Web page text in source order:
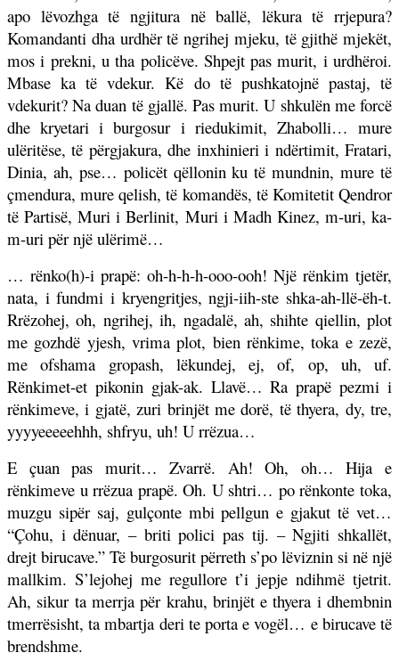
apo lëvozhga të ngjitura në ballë, lëkura të rrjepura?
Komandanti dha urdhër të ngrihej mjeku, të gjithë mjekët,
mos i prekni, u tha policëve. Shpejt pas murit, i urdhëroi.
Mbase ka të vdekur. Kë do të pushkatojnë pastaj, të
vdekurit? Na duan të gjallë. Pas murit. U shkulën me forcë
dhe kryetari i burgosur i riedukimit, Zhabolli… mure
ulëritëse, të përgjakura, dhe inxhinieri i ndërtimit, Fratari,
Dinia, ah, pse… policët qëllonin ku të mundnin, mure të
çmendura, mure qelish, të komandës, të Komitetit Qendror
të Partisë, Muri i Berlinit, Muri i Madh Kinez, m-uri, ka-
m-uri për një ulërimë…
… rënko(h)-i prapë: oh-h-h-h-ooo-ooh! Një rënkim tjetër,
nata, i fundmi i kryengritjes, ngji-iih-ste shka-ah-llë-ëh-t.
Rrëzohej, oh, ngrihej, ih, ngadalë, ah, shihte qiellin, plot
me gozhdë yjesh, vrima plot, bien rënkime, toka e zezë,
me ofshama gropash, lëkundej, ej, of, op, uh, uf.
Rënkimet-et pikonin gjak-ak. Llavë… Ra prapë pezmi i
rënkimeve, i gjatë, zuri brinjët me dorë, të thyera, dy, tre,
yyyyeeeeehhh, shfryu, uh! U rrëzua…
E çuan pas murit… Zvarrë. Ah! Oh, oh… Hija e
rënkimeve u rrëzua prapë. Oh. U shtri… po rënkonte toka,
muzgu sipër saj, gulçonte mbi pellgun e gjakut të vet…
“Çohu, i dënuar, – briti polici pas tij. – Ngjiti shkallët,
drejt birucave.” Të burgosurit përreth s’po lëviznin si në një
mallkim. S’lejohej me regullore t’i jepje ndihmë tjetrit.
Ah, sikur ta merrja për krahu, brinjët e thyera i dhembnin
tmerrësisht, ta mbartja deri te porta e vogël… e birucave të
brendshme.